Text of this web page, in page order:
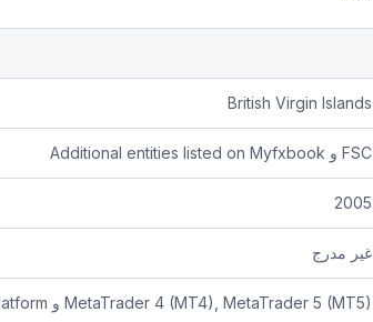
British Virgin Islands
FSC و Additional entities listed on Myfxbook
2005
غير مدرج
MetaTrader 4 (MT4), MetaTrader 5 (MT5) و Web Platform